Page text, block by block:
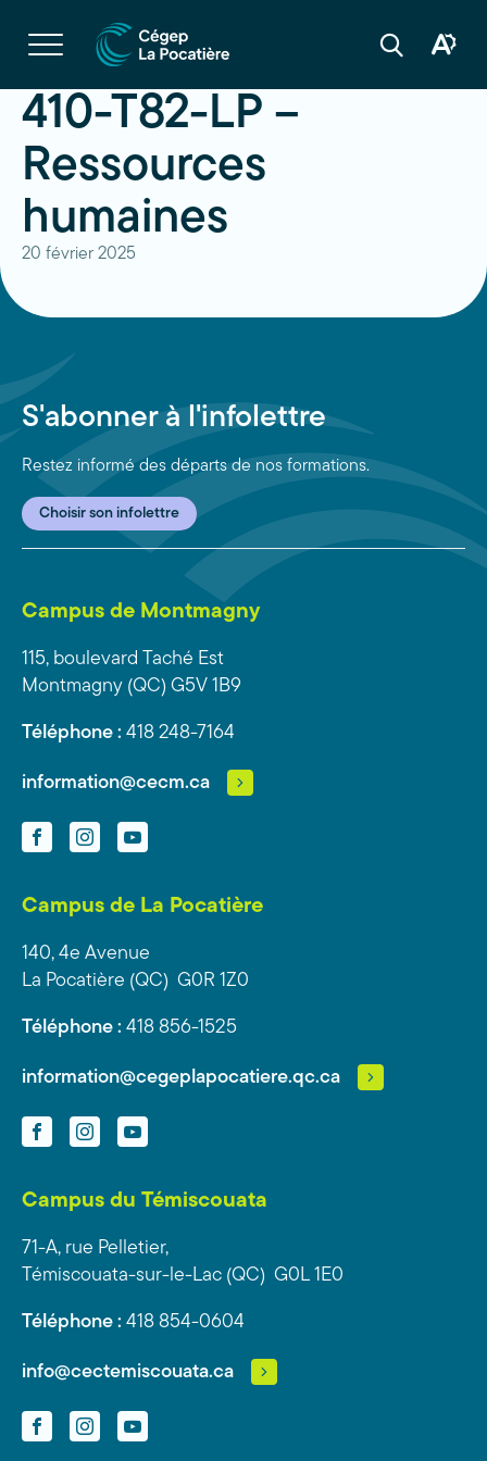
Ouvrir
la
navigation
site
Ouvrir
Ouvrir
410-T82-LP –
Ressources
humaines
20 février 2025
S'abonner à l'infolettre
Restez informé des départs de nos formations.
Choisir son infolettre
Campus de Montmagny
115, boulevard Taché Est
Montmagny (QC) G5V 1B9
Téléphone : 418 248-7164
information@cecm.ca
FacebookInstagramYouTube
Campus de La Pocatière
140, 4e Avenue
La Pocatière (QC) G0R 1Z0
Téléphone : 418 856-1525
information@cegeplapocatiere.qc.ca
FacebookInstagramYouTube
Campus du Témiscouata
71-A, rue Pelletier,
Témiscouata-sur-le-Lac (QC) G0L 1E0
Téléphone : 418 854-0604
info@cectemiscouata.ca
FacebookInstagramYouTube